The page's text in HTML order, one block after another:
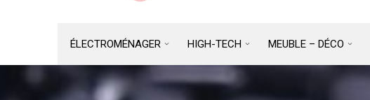
ÉLECTROMÉNAGER HIGH-TECH MEUBLE – DÉCO